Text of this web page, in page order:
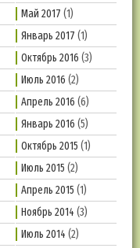
Май 2017 (1)
Январь 2017 (1)
Октябрь 2016 (3)
Июль 2016 (2)
Апрель 2016 (6)
Январь 2016 (5)
Октябрь 2015 (1)
Июль 2015 (2)
Апрель 2015 (1)
Ноябрь 2014 (3)
Июль 2014 (2)